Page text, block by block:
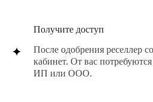
Получите доступ
После одобрения реселлер
кабинет. От вас
ИП или ООО.